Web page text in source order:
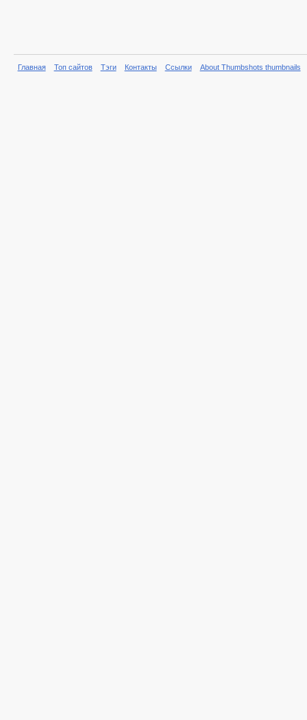
Главная Топ сайтов Тэги Контакты Ссылки About Thumbshots thumbnails